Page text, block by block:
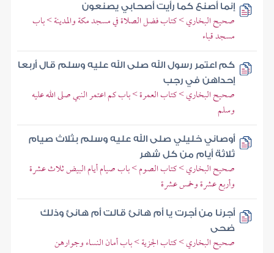
إنما أصنع كما رأيت أصحابي يصنعون
صحيح البخاري > كتاب فضل الصلاة في مسجد مكة والمدينة > باب
مسجد قباء
كم اعتمر رسول الله صلى الله عليه وسلم قال أربعا
إحداهن في رجب
صحيح البخاري > كتاب العمرة > باب كم اعتمر النبي صلى الله عليه
وسلم
أوصاني خليلي صلى الله عليه وسلم بثلاث صيام
ثلاثة أيام من كل شهر
صحيح البخاري > كتاب الصوم > باب صيام أيام البيض ثلاث عشرة
وأربع عشرة وخمس عشرة
أجرنا من أجرت يا أم هانئ قالت أم هانئ وذلك
ضحى
صحيح البخاري > كتاب الجزية > باب أمان النساء وجوارهن